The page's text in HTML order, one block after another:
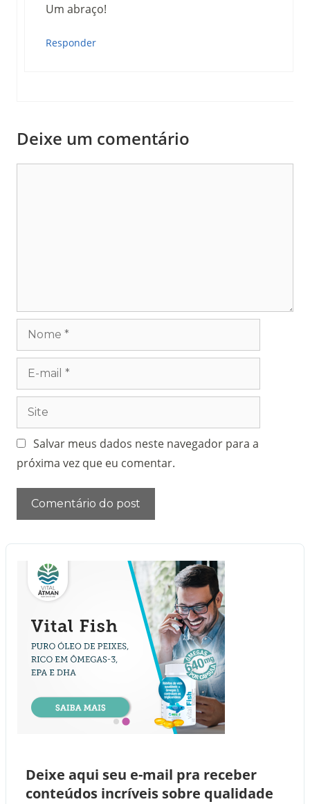
Um abraço!
Responder
Deixe um comentário
Salvar meus dados neste navegador para a
próxima vez que eu comentar.
Deixe aqui seu e-mail pra receber
conteúdos incríveis sobre qualidade